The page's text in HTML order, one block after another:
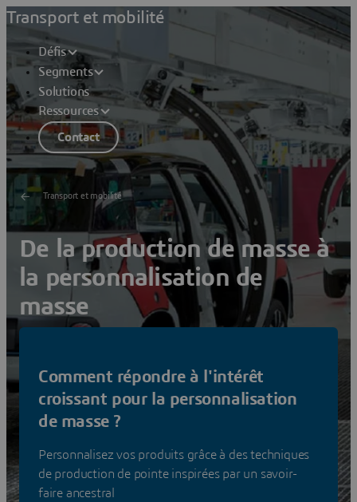
Transport et mobilité
Défis
Segments
Solutions
Ressources
Contact
Transport et mobilité
De la production de masse à
la personnalisation de
masse
entre les installations mondiales/locales.
Voir les solutions
Comment répondre à l'intérêt
croissant pour la personnalisation
de masse ?
Personnalisez vos produits grâce à des techniques
de production de pointe inspirées par un savoir-
faire ancestral